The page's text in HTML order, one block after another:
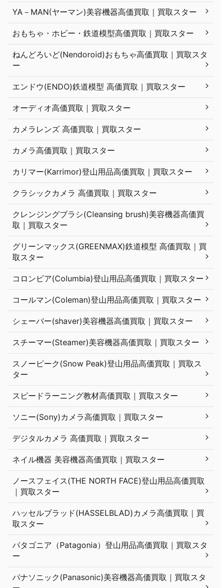
YA－MAN(ヤーマン)美容機器高価買取｜買取スター
おもちゃ・ホビー・鉄道模型高価買取｜買取スター
ねんどろいど(Nendoroid)おもちゃ高価買取｜買取スタ
ー
エンドウ(ENDO)鉄道模型 高価買取｜買取スター
オーディオ高価買取｜買取スター
カメラレンズ 高価買取｜買取スター
カメラ高価買取｜買取スター
カリマー(Karrimor)登山用品高価買取｜買取スター
クラシックカメラ 高価買取｜買取スター
クレンジングブラシ(Cleansing brush)美容機器高価買
取｜買取スター
グリーンマックス(GREENMAX)鉄道模型 高価買取｜買
取スター
コロンビア(Columbia)登山用品高価買取｜買取スター
コールマン(Coleman)登山用品高価買取｜買取スター
シェーバー(shaver)美容機器高価買取｜買取スター
スチーマー(Steamer)美容機器高価買取｜買取スター
スノーピーク(Snow Peak)登山用品高価買取｜買取ス
ター
スピードラーニング教材高価買取｜買取スター
ソニー(Sony)カメラ高価買取｜買取スター
デジタルカメラ 高価買取｜買取スター
ネイル機器 美容機器高価買取｜買取スター
ノースフェイス(THE NORTH FACE)登山用品高価買取
｜買取スター
ハッセルブラッド(HASSELBLAD)カメラ高価買取｜買
取スター
パタゴニア（Patagonia）登山用品高価買取｜買取スタ
ー
パナソニック(Panasonic)美容機器高価買取｜買取スタ